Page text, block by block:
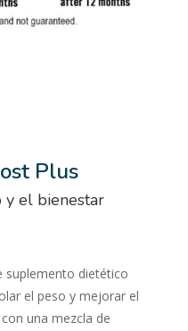
Plus
y el bienestar
suplemento dietético
el peso y mejorar el
una mezcla de